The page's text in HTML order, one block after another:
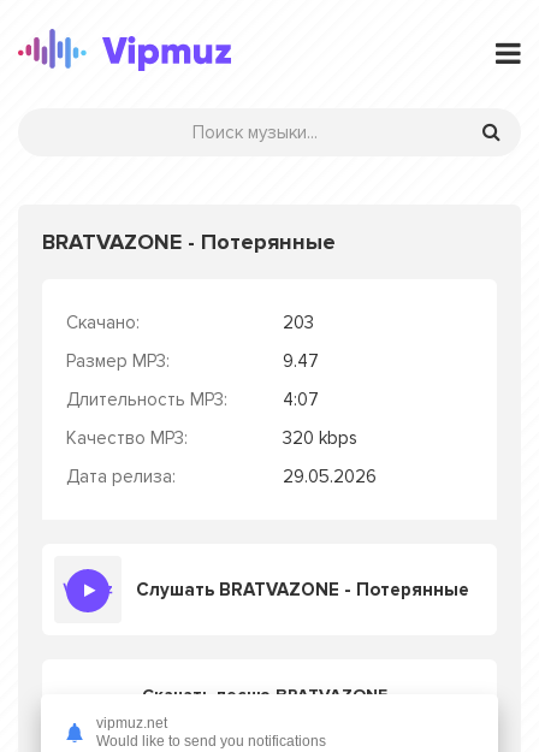
BRATVAZONE - Потерянные
Скачано:
203
Размер MP3:
9.47
Длительность MP3:
4:07
Качество MP3:
320 kbps
Дата релиза:
29.05.2026
Слушать BRATVAZONE - Потерянные
Скачать песню BRATVAZONE -
Потерянные
бесплатно
vipmuz.net
Would like to send you notifications